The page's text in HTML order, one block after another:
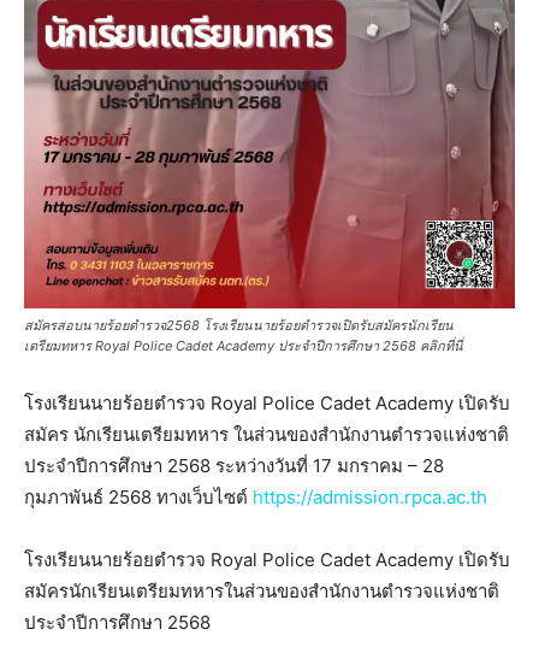
สมัครสอบนายร้อยตำรวจ2568 โรงเรียนนายร้อยตำรวจเปิดรับสมัครนักเรียน
เตรียมทหาร Royal Police Cadet Academy ประจำปีการศึกษา 2568 คลิกที่นี่
โรงเรียนนายร้อยตำรวจ Royal Police Cadet Academy เปิดรับ
สมัคร นักเรียนเตรียมทหาร ในส่วนของสำนักงานตำรวจแห่งชาติ
ประจำปีการศึกษา 2568 ระหว่างวันที่ 17 มกราคม – 28
กุมภาพันธ์ 2568 ทางเว็บไซต์ https://admission.rpca.ac.th
โรงเรียนนายร้อยตำรวจ Royal Police Cadet Academy เปิดรับ
สมัครนักเรียนเตรียมทหารในส่วนของสำนักงานตำรวจแห่งชาติ
ประจำปีการศึกษา 2568